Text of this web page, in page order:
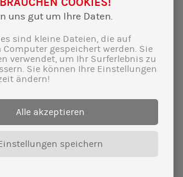
haben wir es im letzten Jahr auch
in den Griff zu bekommen. Die
ein Erfolg.
waren wir dabei, die Gasversorgung
konnten die Preise dadurch schneller
eingeplant waren, um die
werden deswegen
zur direkten Stabilisierung der Preise
dem wir der Wirtschaft aus der
uns gut um Ihre Daten.
sind kleine Dateien, die auf
Computer gespeichert werden. Sie
verwendet, um Ihr Surferlebnis zu
Sie können Ihre Einstellungen
ändern!
Alle akzeptieren
speichern